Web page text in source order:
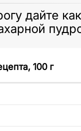
дайте
100 г